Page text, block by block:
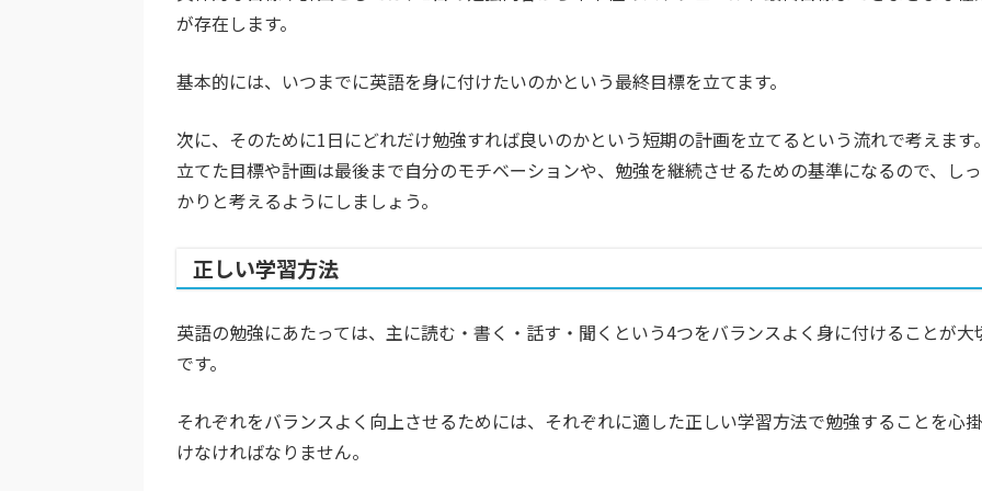
が存在します。
基本的には、いつまでに英語を身に付けたいのかという最終目標を立てます。
次に、そのために1日にどれだけ勉強すれば良いのかという短期の計画を立てるという流れで考えます。
立てた目標や計画は最後まで自分のモチベーションや、勉強を継続させるための基準になるので、しっ
かりと考えるようにしましょう。
正しい学習方法
英語の勉強にあたっては、主に読む・書く・話す・聞くという4つをバランスよく身に付けることが大
です。
それぞれをバランスよく向上させるためには、それぞれに適した正しい学習方法で勉強することを心掛
けなければなりません。